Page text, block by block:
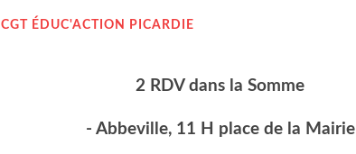
CGT ÉDUC'ACTION PICARDIE
2 RDV dans la Somme
- Abbe­ville, 11 H place de la Mairie